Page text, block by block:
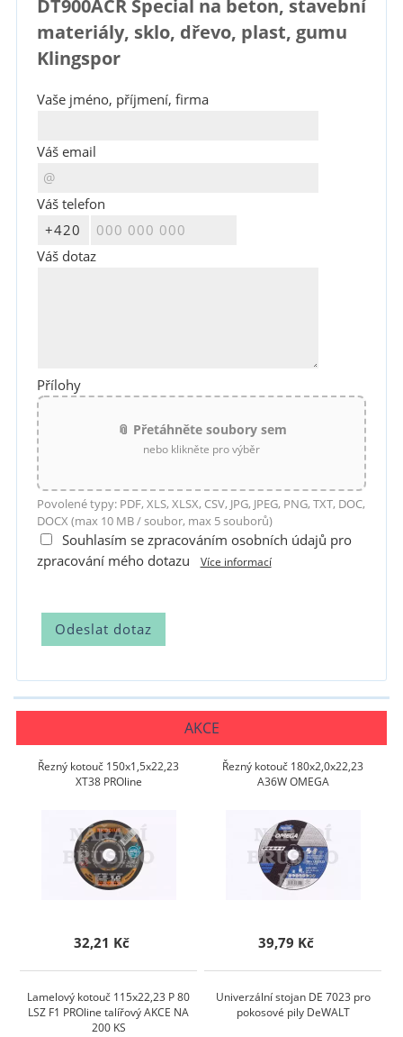
DT900ACR Special na beton, stavební
materiály, sklo, dřevo, plast, gumu
Klingspor
Vaše jméno, příjmení, firma
Váš email
Váš telefon
Váš dotaz
Přílohy
📎 Přetáhněte soubory sem
nebo klikněte pro výběr
Povolené typy: PDF, XLS, XLSX, CSV, JPG, JPEG, PNG, TXT, DOC,
DOCX (max 10 MB / soubor, max 5 souborů)
Souhlasím se zpracováním osobních údajů pro
zpracování mého dotazu
Více informací
AKCE
Řezný kotouč 150x1,5x22,23
XT38 PROline
32,21 Kč
Řezný kotouč 180x2,0x22,23
A36W OMEGA
39,79 Kč
Lamelový kotouč 115x22,23 P 80
LSZ F1 PROline talířový AKCE NA
200 KS
Univerzální stojan DE 7023 pro
pokosové pily DeWALT